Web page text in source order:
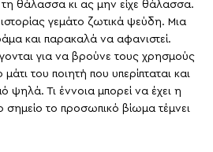
θάλασσα κι ας μην είχε θάλασσα.
γεμάτο ζωτικά ψεύδη. Μια
και παρακαλά να αφανιστεί.
για να βρούνε τους χρησμούς
μάτι του ποιητή που υπερίπταται και
ψηλά. Τι έννοια μπορεί να έχει η
σημείο το προσωπικό βίωμα τέμνει